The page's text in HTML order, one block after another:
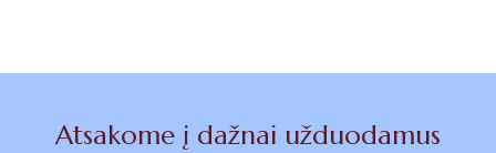
Atsakome į dažnai užduodamus